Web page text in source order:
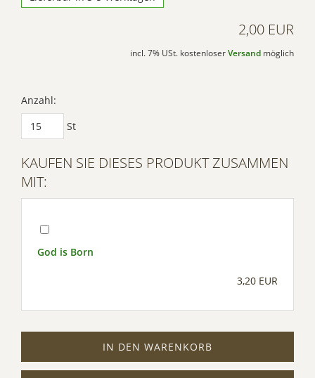
2,00 EUR
incl. 7% USt. kostenloser Versand möglich
Anzahl:
St
KAUFEN SIE DIESES PRODUKT ZUSAMMEN
MIT:
God is Born
3,20 EUR
IN DEN WARENKORB